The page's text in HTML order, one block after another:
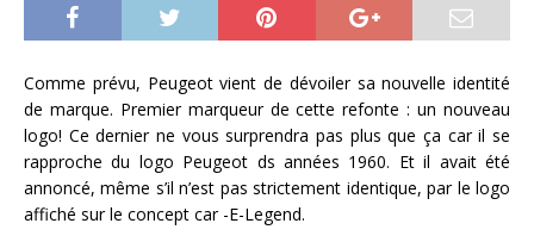
Comme prévu, Peugeot vient de dévoiler sa nouvelle identité
de marque. Premier marqueur de cette refonte : un nouveau
logo! Ce dernier ne vous surprendra pas plus que ça car il se
rapproche du logo Peugeot ds années 1960. Et il avait été
annoncé, même s’il n’est pas strictement identique, par le logo
affiché sur le concept car -E-Legend.